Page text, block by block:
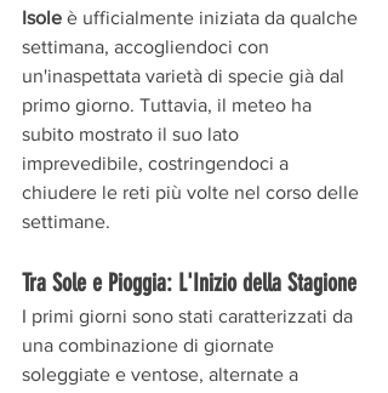
Isole è ufficialmente iniziata da qualche
settimana, accogliendoci con
un'inaspettata varietà di specie già dal
primo giorno. Tuttavia, il meteo ha
subito mostrato il suo lato
imprevedibile, costringendoci a
chiudere le reti più volte nel corso delle
settimane.
Tra Sole e Pioggia: L'Inizio della Stagione
I primi giorni sono stati caratterizzati da
una combinazione di giornate
soleggiate e ventose, alternate a